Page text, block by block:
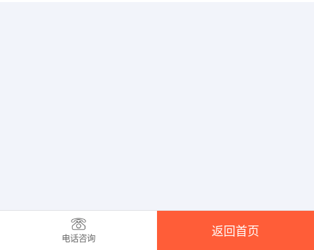
电话咨询
返回首页